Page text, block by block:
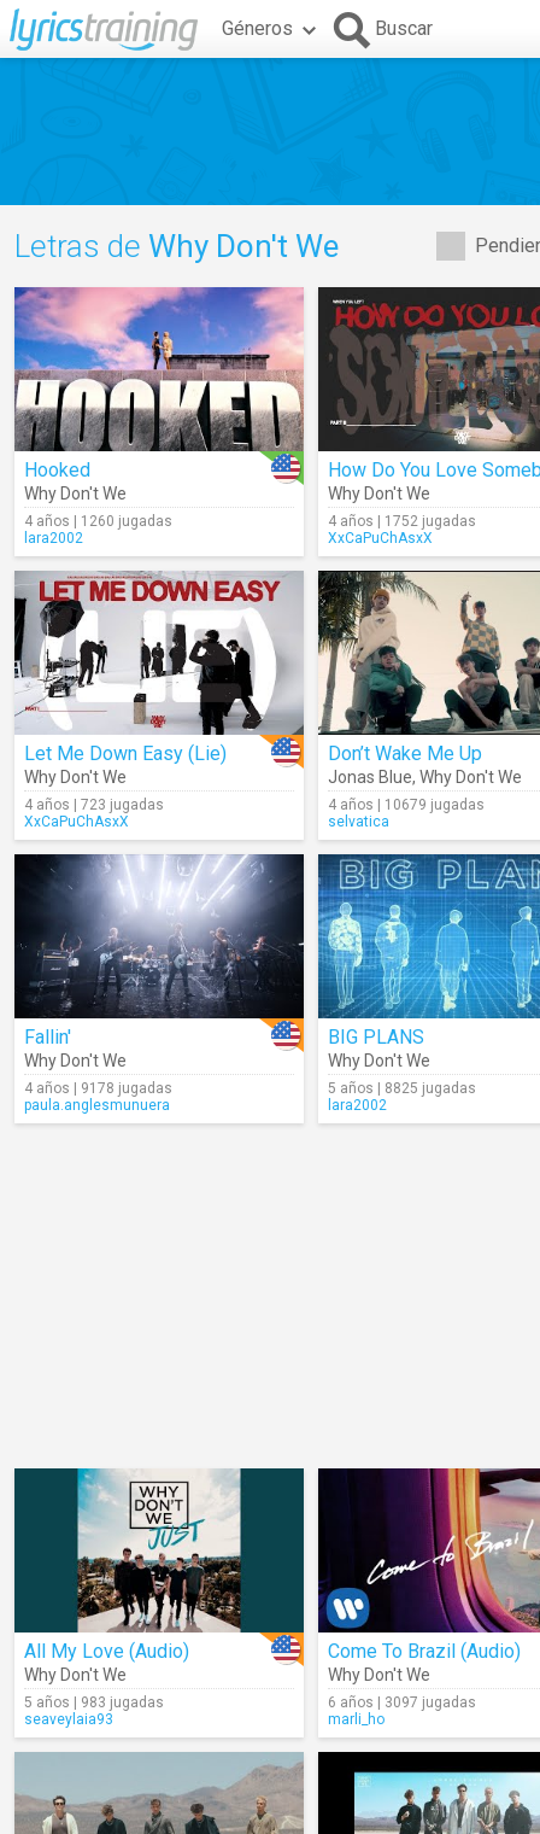
Géneros Buscar
Letras de Why Don't We
Hooked
Why Don't We
4 años | 1260 jugadas
lara2002
How Do You Love
Why Don't We
4 años | 1752 jugadas
XxCaPuChAsxX
Let Me Down Easy (Lie)
Why Don't We
4 años | 723 jugadas
XxCaPuChAsxX
Don’t Wake Me Up
Jonas Blue, Why Don't We
4 años | 10679 jugadas
selvatica
Fallin'
Why Don't We
4 años | 9178 jugadas
paula.anglesmunuera
BIG PLANS
Why Don't We
5 años | 8825 jugadas
lara2002
All My Love (Audio)
Why Don't We
5 años | 983 jugadas
seaveylaia93
Come To Brazil (Audio)
Why Don't We
6 años | 3097 jugadas
marli_ho